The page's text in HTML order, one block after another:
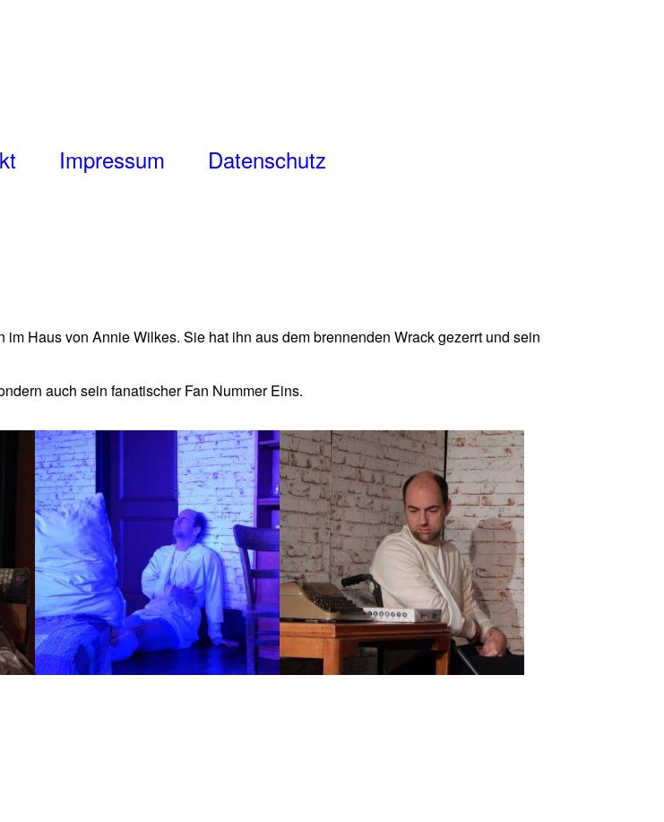
Impressum Datenschutz
Haus von Annie Wilkes. Sie hat ihn aus dem brennenden Wrack gezerrt und sein
auch sein fanatischer Fan Nummer Eins.